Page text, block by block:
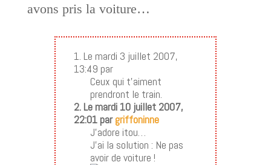
avons pris la voiture…
1. Le mardi 3 juillet 2007,
13:49 par
Ceux qui t’aiment
prendront le train.
2. Le mardi 10 juillet 2007,
22:01 pargriffoninne
J’adore itou…
J’ai la solution : Ne pas
avoir de voiture !